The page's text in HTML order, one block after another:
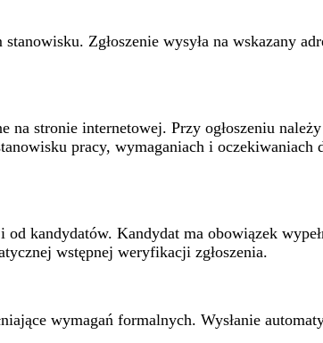
Zgłoszenie wysyła na wskazany
na stronie internetowej. Przy ogłoszeniu
pracy, wymaganiach i oczekiwaniach
kandydatów. Kandydat ma obowiązek
wstępnej weryfikacji zgłoszenia.
wymagań formalnych. Wysłanie